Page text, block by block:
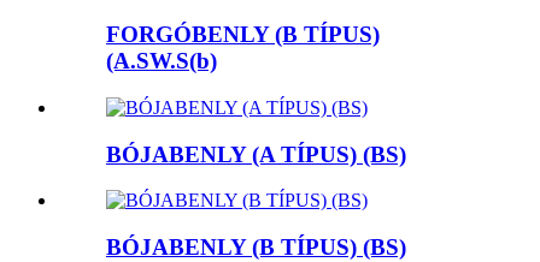
FORGÓBENLY (B TÍPUS)
(A.SW.S(b)
BÓJABENLY (A TÍPUS) (BS)
BÓJABENLY (B TÍPUS) (BS)